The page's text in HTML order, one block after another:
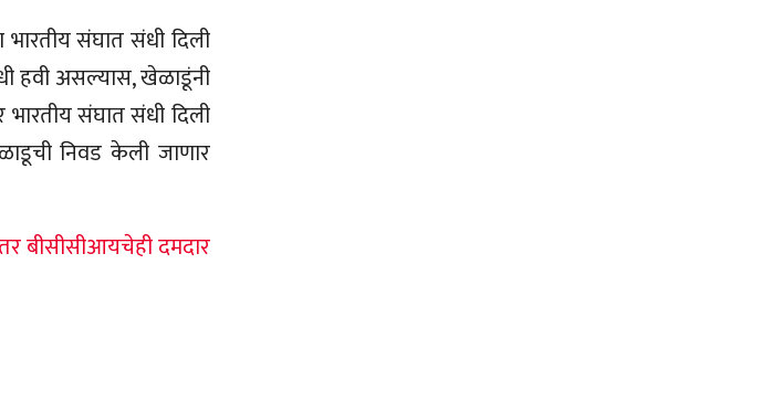
संघात संधी दिली
हवी असल्यास, खेळाडूंनी
संघात संधी दिली
निवड केली जाणार
बीसीसीआयचेही दमदार